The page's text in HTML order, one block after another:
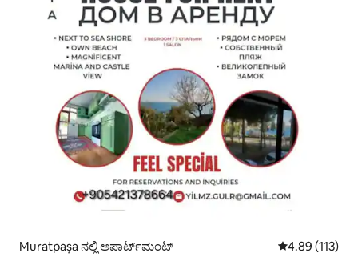
Muratpaşa ನಲ್ಲಿ ಅಪಾರ್ಟ್‌ಮಂಟ್ 5 ರಲ್ಲಿ 4.89
4.89 (113)